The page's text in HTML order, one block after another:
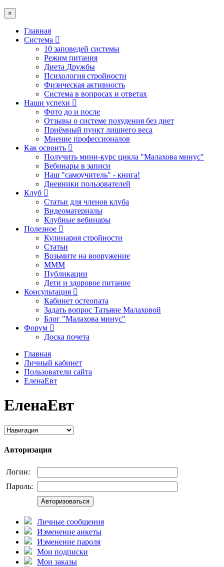
×
Главная
Система
10 заповедей системы
Режим питания
Диета Дружбы
Психология стройности
Физическая активность
Система в вопросах и ответах
Наши успехи
Фото до и после
Отзывы о системе похудения без диет
Приёмный пункт лишнего веса
Мнение профессионалов
Как освоить
Получить мини-курс цикла "Малахова минус"
Вебинары в записи
Наш "самоучитель" - книга!
Дневники пользователей
Клуб
Статьи для членов клуба
Видеоматериалы
Клубные вебинары
Полезное
Кулинария стройности
Статьи
Возьмите на вооружение
МММ
Публикации
Дети и здоровое питание
Консультация
Кабинет остеопата
Задать вопрос Татьяне Малаховой
Блог "Малахова минус"
Форум
Доска почета
Главная
Личный кабинет
Пользователи сайта
ЕленаЕвт
ЕленаЕвт
Авторизация
Логин:
Пароль:
Авторизоваться
Личные сообщения
Изменение анкеты
Изменение пароля
Мои подписки
Мои заказы